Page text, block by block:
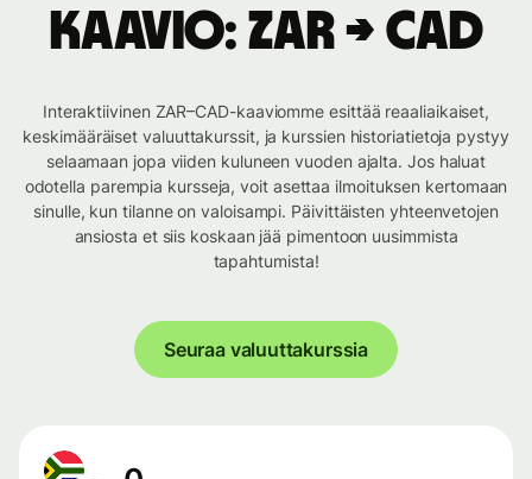
Kaavio: ZAR → CAD
Interaktiivinen ZAR–CAD-kaaviomme esittää reaaliaikaiset,
keskimääräiset valuuttakurssit, ja kurssien historiatietoja pystyy
selaamaan jopa viiden kuluneen vuoden ajalta. Jos haluat
odotella parempia kursseja, voit asettaa ilmoituksen kertomaan
sinulle, kun tilanne on valoisampi. Päivittäisten yhteenvetojen
ansiosta et siis koskaan jää pimentoon uusimmista
tapahtumista!
Seuraa valuuttakurssia